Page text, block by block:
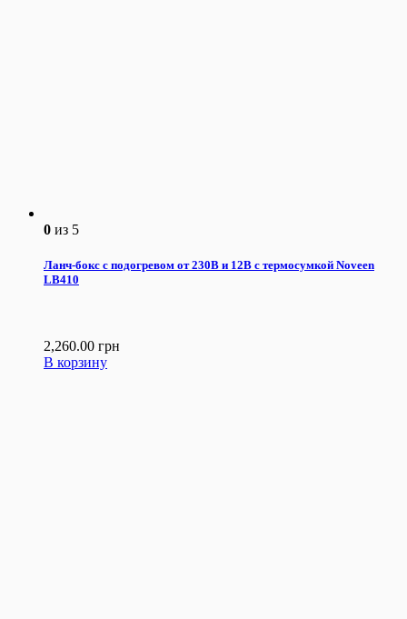
0 из 5
Ланч-бокс с подогревом от 230В и 12В с термосумкой Noveen
LB410
2,260.00 грн
В корзину